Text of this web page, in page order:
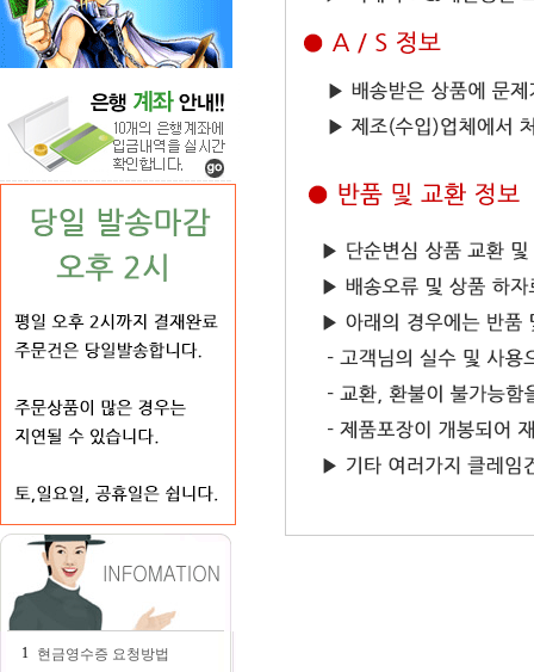
1 현금영수증 요청방법